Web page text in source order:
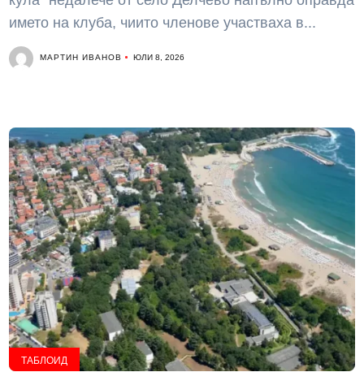
името на клуба, чиито членове участваха в...
МАРТИН ИВАНОВ ЮЛИ 8, 2026
ТАБЛОИД